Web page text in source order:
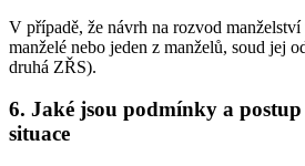
V případě, že návrh na rozvod
manželé nebo jeden z manželů, soud jej
druhá ZŘS).
6. Jaké jsou podmínky a
situace